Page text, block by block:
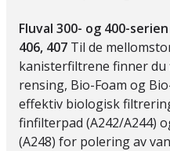
Fluval 300- og 400-
406, 407 Til de
kanisterfiltrene finner
rensing, Bio-Foam og
effektiv biologisk
finfilterpad (A242/A244)
(A248) for polering av